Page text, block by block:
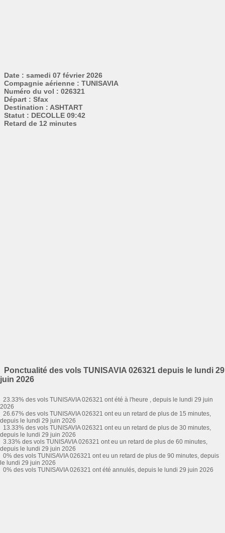
Date : samedi 07 février 2026
Compagnie aérienne : TUNISAVIA
Numéro du vol : 026321
Départ : Sfax
Destination : ASHTART
Statut : DECOLLE 09:42
Retard de 12 minutes
Ponctualité des vols TUNISAVIA 026321 depuis le lundi 29
juin 2026
23.33% des vols TUNISAVIA 026321 ont été à l'heure , depuis le lundi 29 juin
2026
26.67% des vols TUNISAVIA 026321 ont eu un retard de plus de 15 minutes,
depuis le lundi 29 juin 2026
13.33% des vols TUNISAVIA 026321 ont eu un retard de plus de 30 minutes,
depuis le lundi 29 juin 2026
3.33% des vols TUNISAVIA 026321 ont eu un retard de plus de 60 minutes,
depuis le lundi 29 juin 2026
0% des vols TUNISAVIA 026321 ont eu un retard de plus de 90 minutes, depuis
le lundi 29 juin 2026
0% des vols TUNISAVIA 026321 ont été annulés, depuis le lundi 29 juin 2026